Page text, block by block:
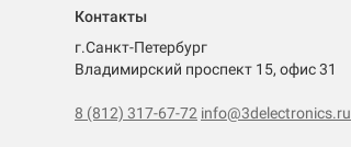
Контакты
г.Санкт-Петербург
Владимирский проспект 15, офис 31
8 (812) 317-67-72 info@3delectronics.ru